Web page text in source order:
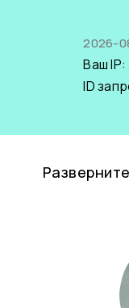
2026-
Ваш IP:
ID